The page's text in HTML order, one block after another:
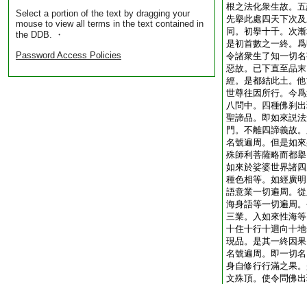
Select a portion of the text by dragging your
mouse to view all terms in the text contained in
the DDB. ・
Password Access Policies
根之法化衆生故。
先擧此處四天下次
同。初擧十千。次
是初首數之一終。
令諸衆生了知一切
惡故。已下直至品
經。是都結此土。
世尊往因所行。今
八問中。四種佛刹
聖諦品。即如來説
門。不離四諦義故
名號遍周。但是如
殊師利菩薩略而都
如來於娑婆世界諸
種色相等。如經廣
語意業一切遍周。
海身語等一切遍周
三業。入如來性海
十住十行十迴向十
現品。是其一終因
名號遍周。即一切
身自修行行滿之果
文殊頂。使令問佛